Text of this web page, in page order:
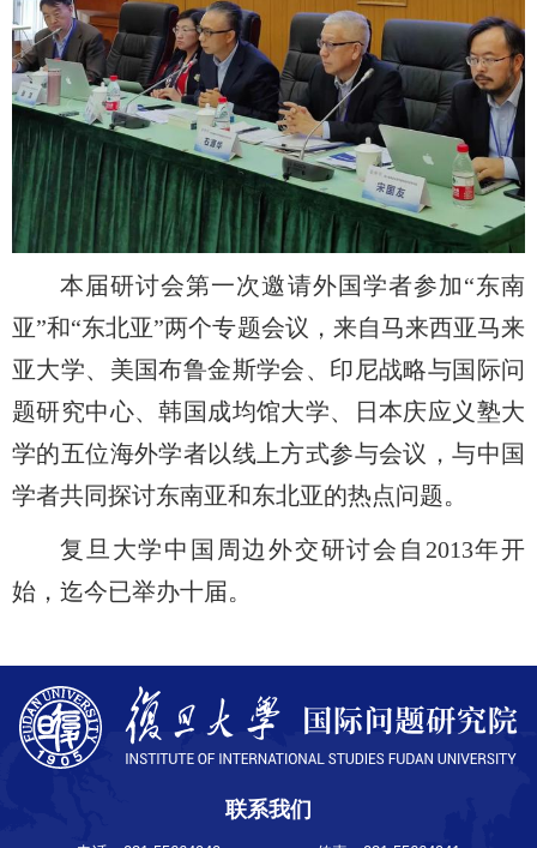
本届研讨会第一次邀请外国学者参加“东南
亚”和“东北亚”两个专题会议，来自马来西亚马来
亚大学、美国布鲁金斯学会、印尼战略与国际问
题研究中心、韩国成均馆大学、日本庆应义塾大
学的五位海外学者以线上方式参与会议，与中国
学者共同探讨东南亚和东北亚的热点问题。
复旦大学中国周边外交研讨会自2013年开
始，迄今已举办十届。
联系我们